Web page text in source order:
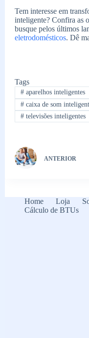
Tem interesse em
inteligente? Confira as
busque pelos últimos
eletrodomésticos. Dê
Tags
#aparelhos inteligentes
#caixa de som
#televisões inteligentes
ANTERIOR
Home Loja
Cálculo de BTUs